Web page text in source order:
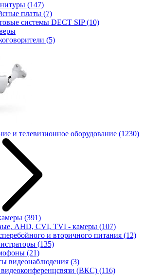
(147)
платы (7)
системы DECT SIP(10)
(5)
и телевизионное оборудование (1230)
(391)
AHD, CVI, TVI - камеры (107)
и вторичного питания (12)
(135)
(21)
видеонаблюдения (3)
(ВКС) (116)